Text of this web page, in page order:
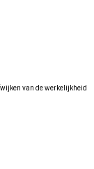
van de werkelijkheid